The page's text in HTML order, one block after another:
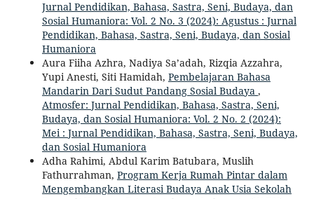
Jurnal Pendidikan, Bahasa, Sastra, Seni, Budaya, dan
Sosial Humaniora: Vol. 2 No. 3 (2024): Agustus : Jurnal
Pendidikan, Bahasa, Sastra, Seni, Budaya, dan Sosial
Humaniora
Aura Fiiha Azhra, Nadiya Sa’adah, Rizqia Azzahra,
Yupi Anesti, Siti Hamidah, Pembelajaran Bahasa
Mandarin Dari Sudut Pandang Sosial Budaya ,
Atmosfer: Jurnal Pendidikan, Bahasa, Sastra, Seni,
Budaya, dan Sosial Humaniora: Vol. 2 No. 2 (2024):
Mei : Jurnal Pendidikan, Bahasa, Sastra, Seni, Budaya,
dan Sosial Humaniora
Adha Rahimi, Abdul Karim Batubara, Muslih
Fathurrahman, Program Kerja Rumah Pintar dalam
Mengembangkan Literasi Budaya Anak Usia Sekolah